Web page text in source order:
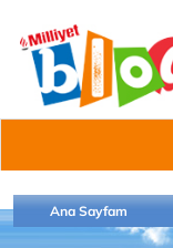
Ana Sayfam